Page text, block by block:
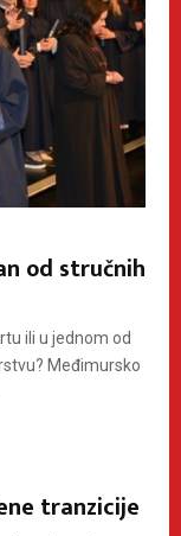
od stručnih
ili u jednom od
Međimursko
tranzicije